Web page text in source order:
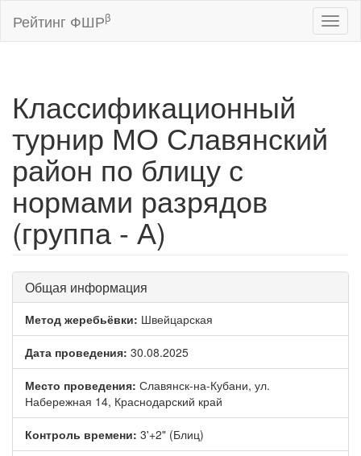
Рейтинг ФШРβ
Классификационный
турнир МО Славянский
район по блицу с
нормами разрядов
(группа - А)
Общая информация
Метод жеребьёвки: Швейцарская
Дата проведения: 30.08.2025
Место проведения: Славянск-на-Кубани, ул.
Набережная 14, Краснодарский край
Контроль времени: 3'+2" (Блиц)